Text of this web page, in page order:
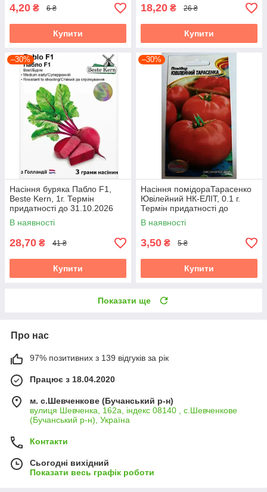
4,20 ₴ 6 ₴
Купити
18,20 ₴ 26 ₴
Купити
–30%
Насіння буряка Пабло F1,
Beste Kern, 1г. Термін
придатності до 31.10.2026
В наявності
28,70 ₴ 41 ₴
Купити
–30%
Насіння помідораТарасенко
Ювілейний НК-ЕЛІТ, 0.1 г.
Термін придатності до
31.10.2026
В наявності
3,50 ₴ 5 ₴
Купити
Показати ще
Про нас
97% позитивних з 139 відгуків за рік
Працює з 18.04.2020
м. с.Шевченкове (Бучанський р-н)
вулиця Шевченка, 162а, індекс 08140 , с.Шевченкове
(Бучанський р-н), Україна
Контакти
Сьогодні вихідний
Показати весь графік роботи